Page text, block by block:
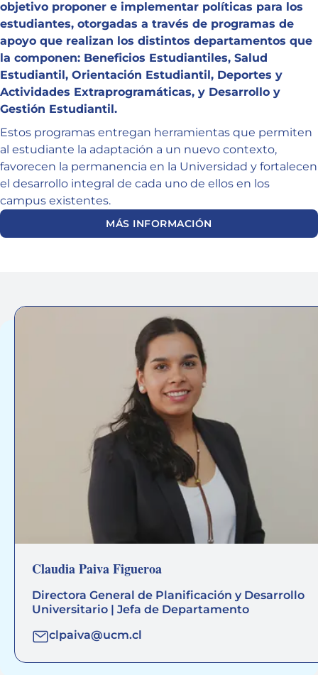
objetivo proponer e implementar políticas para los
estudiantes, otorgadas a través de programas de
apoyo que realizan los distintos departamentos que
la componen: Beneficios Estudiantiles, Salud
Estudiantil, Orientación Estudiantil, Deportes y
Actividades Extraprogramáticas, y Desarrollo y
Gestión Estudiantil.
Estos programas entregan herramientas que permiten
al estudiante la adaptación a un nuevo contexto,
favorecen la permanencia en la Universidad y fortalecen
el desarrollo integral de cada uno de ellos en los
campus existentes.
MÁS INFORMACIÓN
Claudia Paiva Figueroa
Directora General de Planificación y Desarrollo
Universitario | Jefa de Departamento
clpaiva@ucm.cl